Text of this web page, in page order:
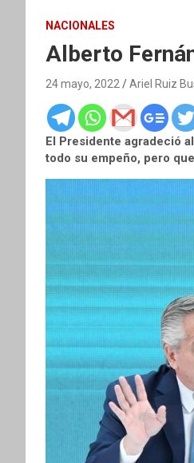
NACIONALES
Alberto
24 mayo, 2022 Ariel Ruiz
El Presidente agradeció
todo su empeño, pero